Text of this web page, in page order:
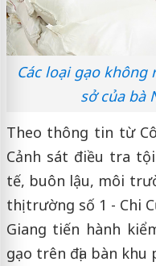
Các loại gạo
sở của bà
Theo thông tin từ
Cảnh sát điều tra
tế, buôn lậu, môi
thị trường số 1 - Chi
Giang tiến hành
gạo trên địa bàn khu